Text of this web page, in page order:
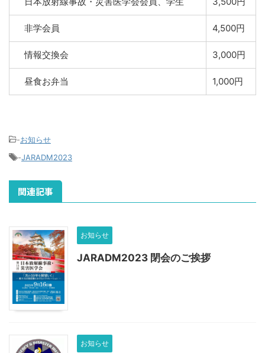
非学会員 4,500円
情報交換会 3,000円
昼食お弁当 1,000円
-お知らせ
-JARADM2023
関連記事
お知らせ
JARADM2023 閉会のご挨拶
お知らせ